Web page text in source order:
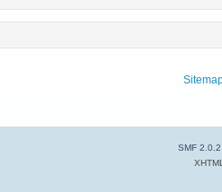
SMF 2.0.2